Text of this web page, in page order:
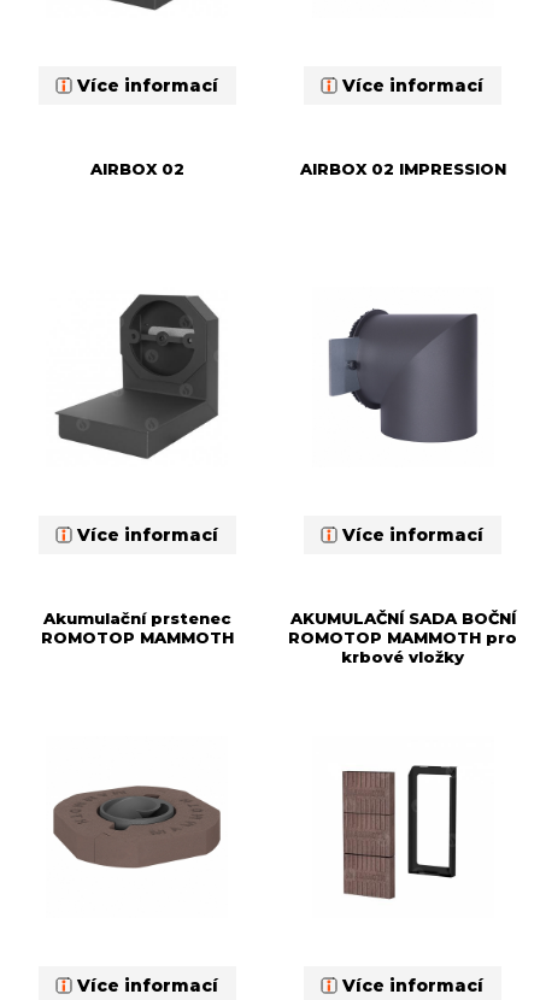
Více informací Více informací
AIRBOX 02
Více informací
AIRBOX 02 IMPRESSION
Více informací
Akumulační prstenec
ROMOTOP MAMMOTH
Více informací
AKUMULAČNÍ SADA BOČNÍ
ROMOTOP MAMMOTH pro
krbové vložky
Více informací